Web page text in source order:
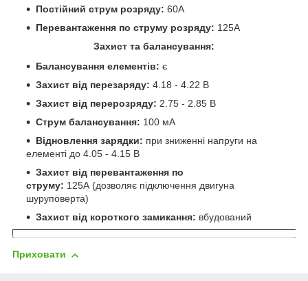
Постійний струм розряду: 60А
Перевантаження по струму розряду: 125А
Захист та балансування:
Балансування елементів: є
Захист від перезаряду: 4.18 - 4.22 В
Захист від перерозряду: 2.75 - 2.85 В
Струм балансування: 100 мА
Відновлення зарядки: при зниженні напруги на
елементі до 4.05 - 4.15 В
Захист від перевантаження по
струму: 125А (дозволяє підключення двигуна
шуруповерта)
Захист від короткого замикання: вбудований
Приховати